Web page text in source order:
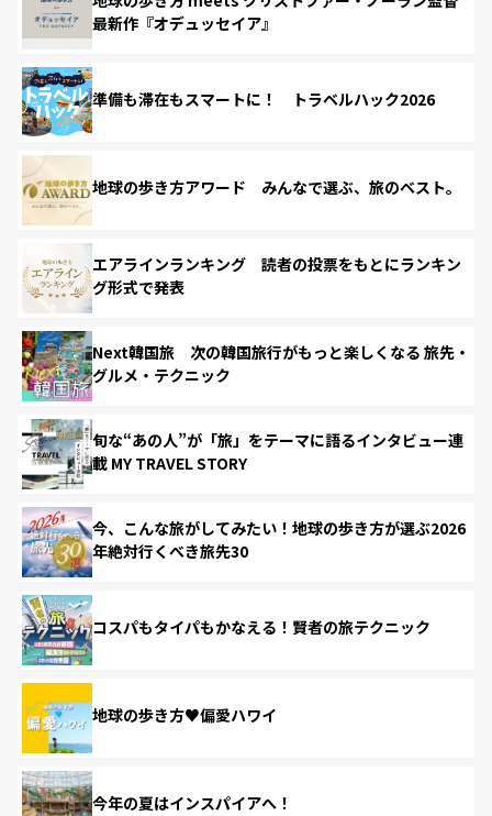
最新作『オデュッセイア』
準備も滞在もスマートに！ トラベルハック2026
地球の歩き方アワード みんなで選ぶ、旅のベスト。
エアラインランキング 読者の投票をもとにランキン
グ形式で発表
Next韓国旅 次の韓国旅行がもっと楽しくなる 旅先・
グルメ・テクニック
旬な“あの人”が「旅」をテーマに語るインタビュー連
載 MY TRAVEL STORY
今、こんな旅がしてみたい！地球の歩き方が選ぶ2026
年絶対行くべき旅先30
コスパもタイパもかなえる！賢者の旅テクニック
地球の歩き方♥偏愛ハワイ
今年の夏はインスパイアへ！